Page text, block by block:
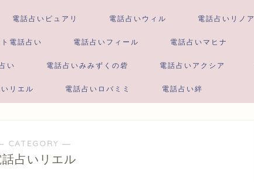
電話占いピュアリ 電話占いウィル 電話占いリノア
電話占い 電話占いフィール 電話占いマヒナ
い 電話占いみみずくの砦 電話占いアクシア
リエル 電話占いロバミミ 電話占い絆
CATEGORY ―
話占いリエル